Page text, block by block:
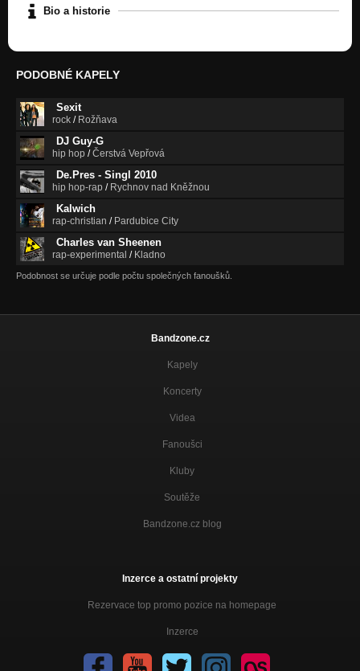
Bio a historie
PODOBNÉ KAPELY
Sexit
rock / Rožňava
DJ Guy-G
hip hop /Čerstvá Vepřová
De.Pres - Singl 2010
hip hop-rap / Rychnov nad Kněžnou
Kalwich
rap-christian / Pardubice City
Charles van Sheenen
rap-experimental / Kladno
Podobnost se určuje podle počtu společných fanoušků.
Bandzone.cz
Kapely
Koncerty
Videa
Fanoušci
Kluby
Soutěže
Bandzone.cz blog
Inzerce a ostatní projekty
Rezervace top promo pozice na homepage
Inzerce